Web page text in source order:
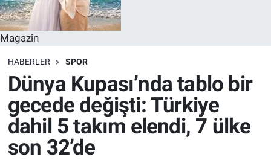
Magazin
HABERLER SPOR
Dünya Kupası’nda tablo bir
gecede değişti: Türkiye
dahil 5 takım elendi, 7 ülke
son 32’de